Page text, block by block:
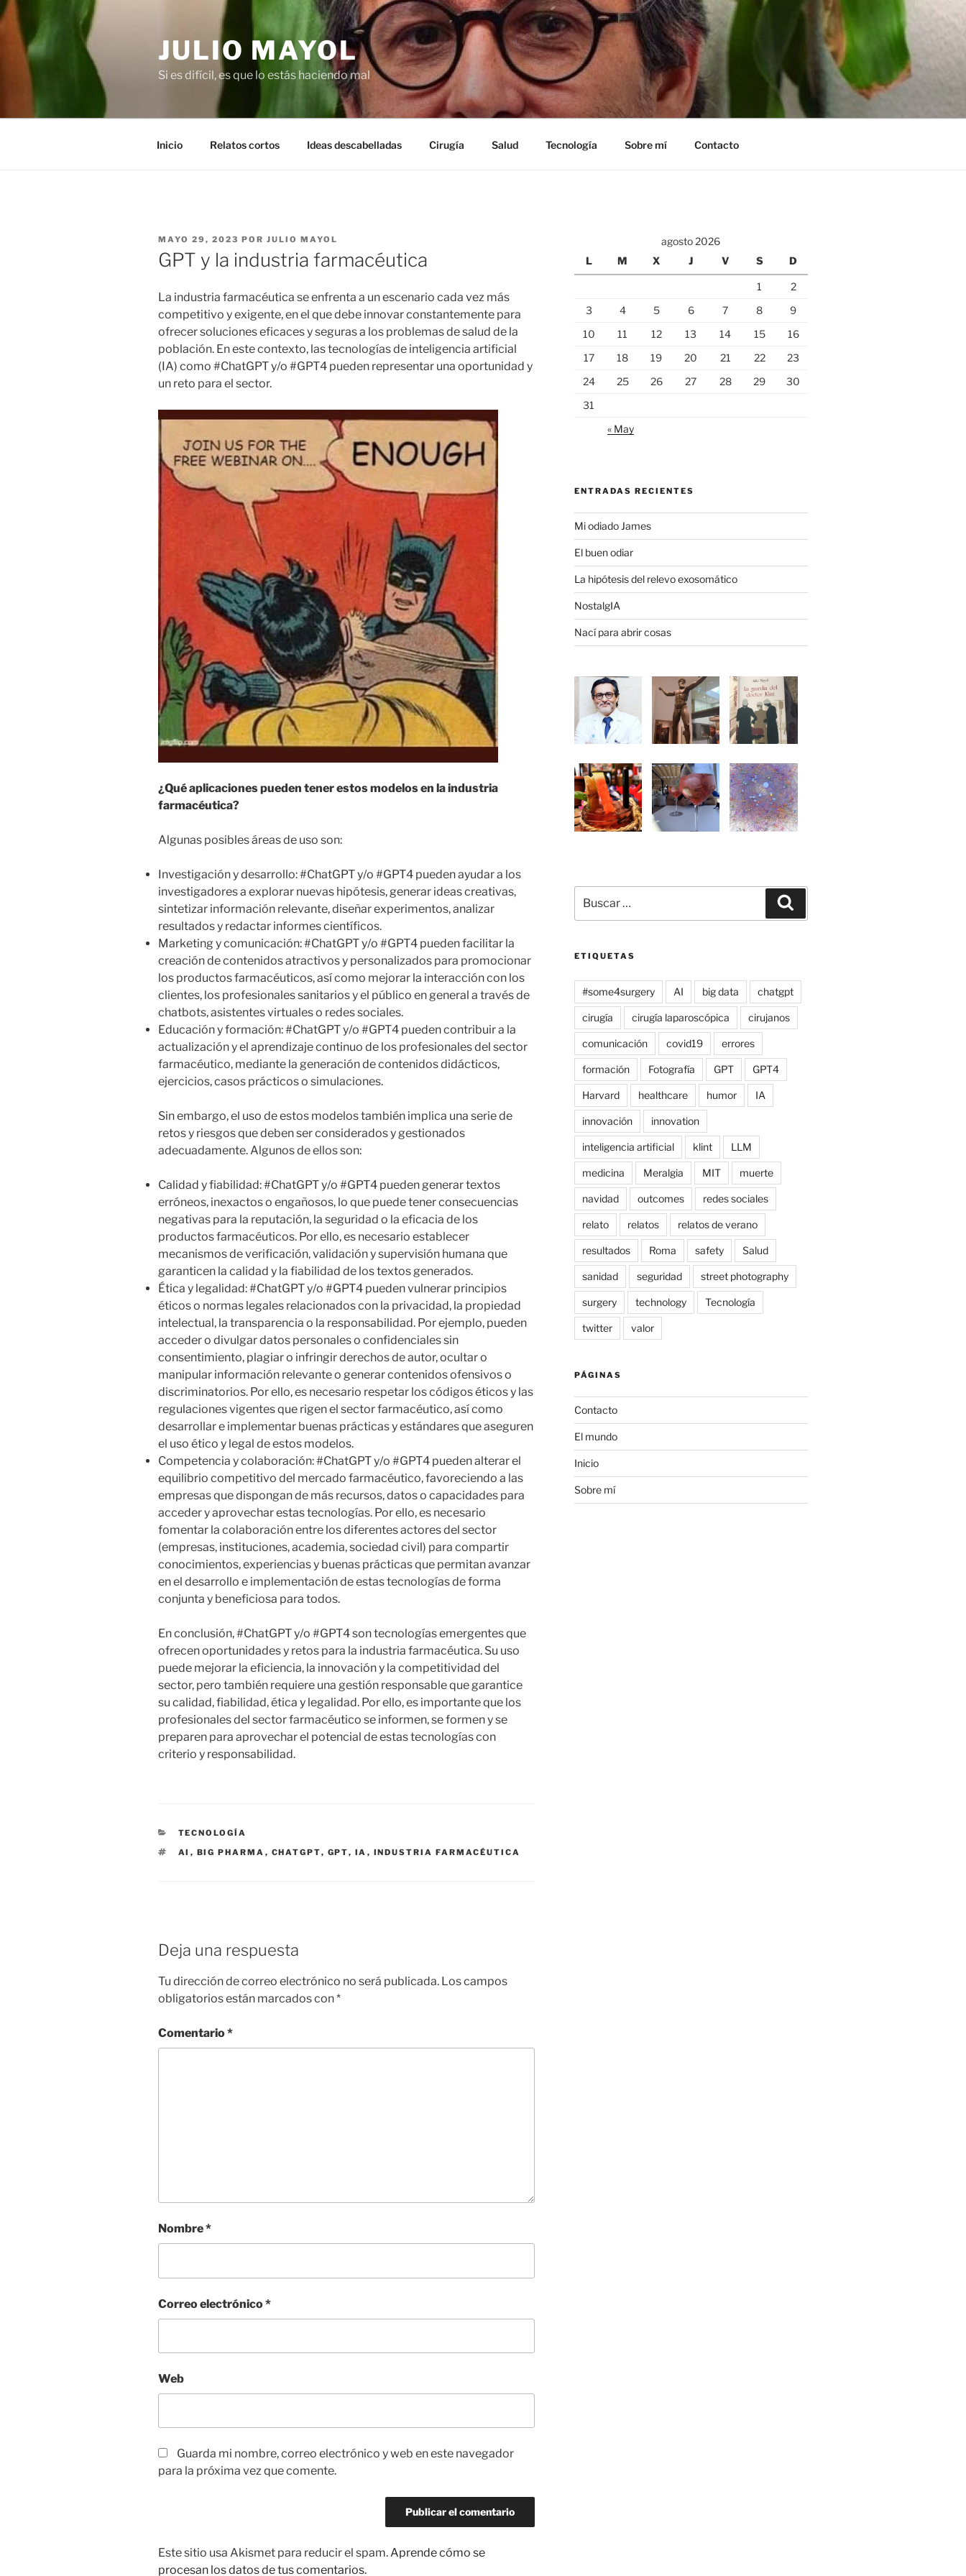
Saltar
al
contenido
JULIO MAYOL
Si es difícil, es que lo estás haciendo mal
Inicio Relatos cortos Ideas descabelladas Cirugía Salud Tecnología Sobre mí Contacto
PUBLICADO
EL
MAYO 29, 2023 POR JULIO MAYOL
GPT y la industria farmacéutica
La industria farmacéutica se enfrenta a un escenario cada vez más
competitivo y exigente, en el que debe innovar constantemente para
ofrecer soluciones eficaces y seguras a los problemas de salud de la
población. En este contexto, las tecnologías de inteligencia artificial
(IA) como #ChatGPT y/o #GPT4 pueden representar una oportunidad y
un reto para el sector.
¿Qué aplicaciones pueden tener estos modelos en la industria
farmacéutica?
Algunas posibles áreas de uso son:
Investigación y desarrollo: #ChatGPT y/o #GPT4 pueden ayudar a los
investigadores a explorar nuevas hipótesis, generar ideas creativas,
sintetizar información relevante, diseñar experimentos, analizar
resultados y redactar informes científicos.
Marketing y comunicación: #ChatGPT y/o #GPT4 pueden facilitar la
creación de contenidos atractivos y personalizados para promocionar
los productos farmacéuticos, así como mejorar la interacción con los
clientes, los profesionales sanitarios y el público en general a través de
chatbots, asistentes virtuales o redes sociales.
Educación y formación: #ChatGPT y/o #GPT4 pueden contribuir a la
actualización y el aprendizaje continuo de los profesionales del sector
farmacéutico, mediante la generación de contenidos didácticos,
ejercicios, casos prácticos o simulaciones.
Sin embargo, el uso de estos modelos también implica una serie de
retos y riesgos que deben ser considerados y gestionados
adecuadamente. Algunos de ellos son:
Calidad y fiabilidad: #ChatGPT y/o #GPT4 pueden generar textos
erróneos, inexactos o engañosos, lo que puede tener consecuencias
negativas para la reputación, la seguridad o la eficacia de los
productos farmacéuticos. Por ello, es necesario establecer
mecanismos de verificación, validación y supervisión humana que
garanticen la calidad y la fiabilidad de los textos generados.
Ética y legalidad: #ChatGPT y/o #GPT4 pueden vulnerar principios
éticos o normas legales relacionados con la privacidad, la propiedad
intelectual, la transparencia o la responsabilidad. Por ejemplo, pueden
acceder o divulgar datos personales o confidenciales sin
consentimiento, plagiar o infringir derechos de autor, ocultar o
manipular información relevante o generar contenidos ofensivos o
discriminatorios. Por ello, es necesario respetar los códigos éticos y las
regulaciones vigentes que rigen el sector farmacéutico, así como
desarrollar e implementar buenas prácticas y estándares que aseguren
el uso ético y legal de estos modelos.
Competencia y colaboración: #ChatGPT y/o #GPT4 pueden alterar el
equilibrio competitivo del mercado farmacéutico, favoreciendo a las
empresas que dispongan de más recursos, datos o capacidades para
acceder y aprovechar estas tecnologías. Por ello, es necesario
fomentar la colaboración entre los diferentes actores del sector
(empresas, instituciones, academia, sociedad civil) para compartir
conocimientos, experiencias y buenas prácticas que permitan avanzar
en el desarrollo e implementación de estas tecnologías de forma
conjunta y beneficiosa para todos.
En conclusión, #ChatGPT y/o #GPT4 son tecnologías emergentes que
ofrecen oportunidades y retos para la industria farmacéutica. Su uso
puede mejorar la eficiencia, la innovación y la competitividad del
sector, pero también requiere una gestión responsable que garantice
su calidad, fiabilidad, ética y legalidad. Por ello, es importante que los
profesionales del sector farmacéutico se informen, se formen y se
preparen para aprovechar el potencial de estas tecnologías con
criterio y responsabilidad.
CATEGORÍAS
TECNOLOGÍA
ETIQUETAS
AI , BIG PHARMA , CHATGPT, GPT, IA , INDUSTRIA FARMACÉUTICA
Deja una respuesta
Tu dirección de correo electrónico no será publicada. Los campos
obligatorios están marcados con*
Comentario*
Nombre*
Correo electrónico*
Web
Guarda mi nombre, correo electrónico y web en este navegador
para la próxima vez que comente.
Este sitio usa Akismet para reducir el spam.Aprende cómo se
procesan los datos de tus comentarios.
agosto 2026
L
M X J V S D
1
2
3
4 5 6 7 8
9
10
11 12 13 14 15
16
17
18 19 20 21 22
23
24
25 26 27 28 29
30
31
« May
ENTRADAS RECIENTES
Mi odiado James
El buen odiar
La hipótesis del relevo exosomático
NostalgIA
Nací para abrir cosas
por:
ETIQUETAS
#some4surgery AI big data chatgpt
cirugía cirugía laparoscópica cirujanos
comunicación covid19 errores
formación Fotografía GPT GPT4
Harvard healthcare humor IA
innovación innovation
inteligencia artificial klint LLM
medicina Meralgia MIT muerte
navidad outcomes redes sociales
relato relatos relatos de verano
resultados Roma safety Salud
sanidad seguridad street photography
surgery technology Tecnología
twitter valor
PÁGINAS
Contacto
El mundo
Inicio
Sobre mí